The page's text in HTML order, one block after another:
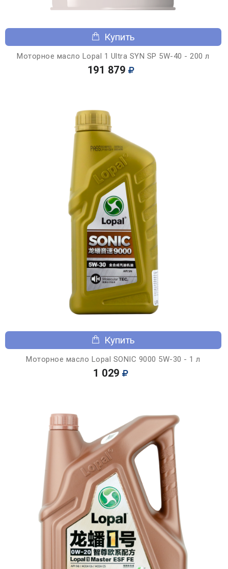
Купить
Моторное масло Lopal 1 Ultra SYN SP 5W-40 - 200 л
191 879
Купить
Моторное масло Lopal SONIC 9000 5W-30 - 1 л
1 029